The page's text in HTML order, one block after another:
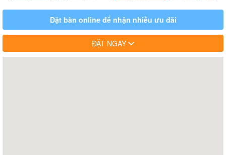
Đặt bàn online để nhận nhiều ưu đãi
ĐẶT NGAY